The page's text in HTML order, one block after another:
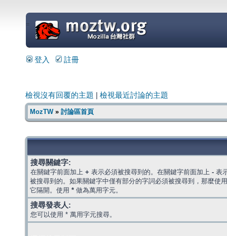
=
登入 註冊
檢視沒有回覆的主題 檢視最近討論的主題
MozTW» 討論區首頁
搜尋關鍵字:
在關鍵字前面加上 + 表示必須被搜尋到的。在關鍵字前面加上 - 表
被搜尋到的。如果關鍵字中僅有部分的字詞必須被搜尋到，那麼使
它隔開。使用 * 做為萬用字元。
搜尋發表人:
您可以使用 * 萬用字元搜尋。